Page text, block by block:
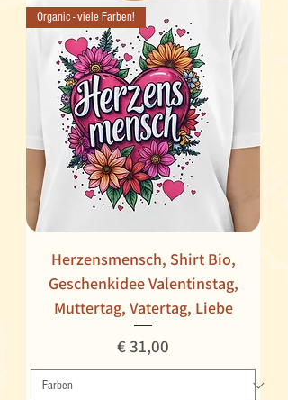
Organic - viele Farben!
Herzensmensch, Shirt Bio,
Geschenkidee Valentinstag,
Muttertag, Vatertag, Liebe
Preis
€ 31,00